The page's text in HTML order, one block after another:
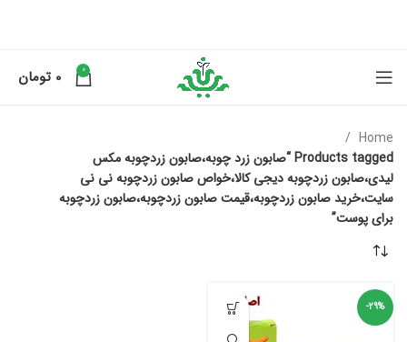
0
0 تومان
Home
Products tagged “صابون زرد چوبه،صابون زردچوبه مکس
لیدی،صابون زردچوبه دیجی کالا،خواص صابون زردچوبه نی نی
سایت،خرید صابون زردچوبه،قیمت صابون زردچوبه،صابون زردچوبه
برای پوست”
-29%